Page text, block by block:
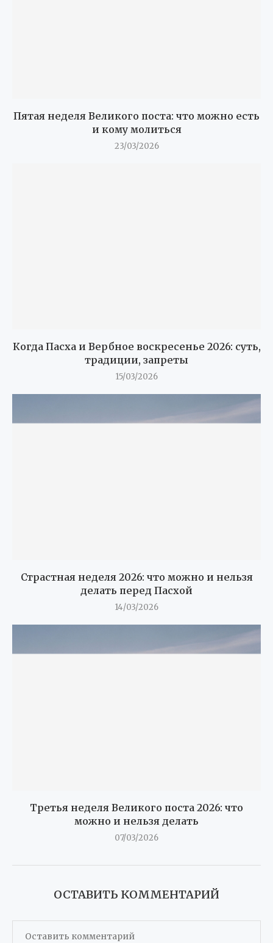
Пятая неделя Великого поста: что можно есть
и кому молиться
23/03/2026
Когда Пасха и Вербное воскресенье 2026: суть,
традиции, запреты
15/03/2026
Страстная неделя 2026: что можно и нельзя
делать перед Пасхой
14/03/2026
Третья неделя Великого поста 2026: что
можно и нельзя делать
07/03/2026
ОСТАВИТЬ КОММЕНТАРИЙ